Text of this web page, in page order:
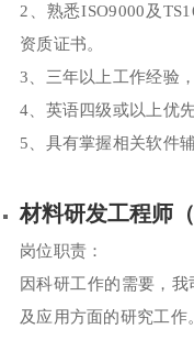
2、熟悉ISO9000及
资质证书。
3、三年以上工作经验
4、英语四级或以上优先
5、具有掌握相关软件
材料研发工程师（
岗位职责：
因科研工作的需要，
及应用方面的研究工作